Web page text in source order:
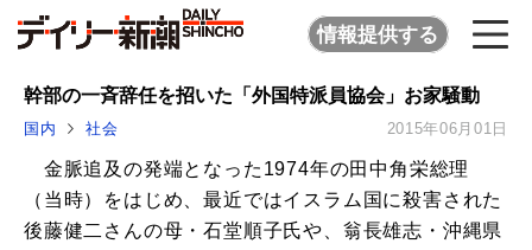
情報提供する
幹部の一斉辞任を招いた「外国特派員協会」お家騒動
国内 社会 2015年06月01日
金脈追及の発端となった1974年の田中角栄総理
（当時）をはじめ、最近ではイスラム国に殺害された
後藤健二さんの母・石堂順子氏や、翁長雄志・沖縄県